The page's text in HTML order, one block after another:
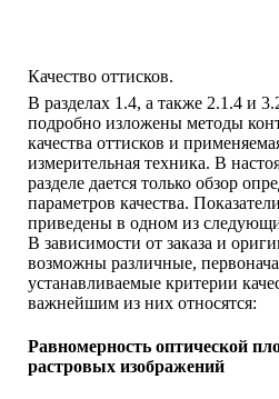
Качество оттисков.
В разделах 1.4, а также 2.1.4 и
подробно изложены методы
качества оттисков и
измерительная техника. В
разделе дается только обзор
параметров качества.
приведены в одном из
В зависимости от заказа и
возможны различные,
устанавливаемые критерии
важнейшим из них относятся:
Равномерность оптической
растровых изображений